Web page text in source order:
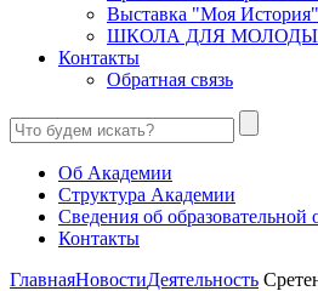
Выставка "Моя История"
ШКОЛА ДЛЯ
Контакты
Обратная связь
Об Академии
Структура Академии
Сведения об образовательной
Контакты
ГлавнаяНовостиДеятельность